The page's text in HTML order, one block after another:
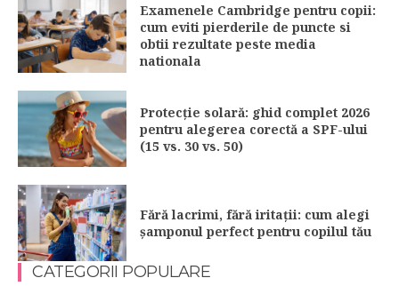
Examenele Cambridge pentru copii:
cum eviti pierderile de puncte si
obtii rezultate peste media
nationala
Protecție solară: ghid complet 2026
pentru alegerea corectă a SPF-ului
(15 vs. 30 vs. 50)
Fără lacrimi, fără iritații: cum alegi
șamponul perfect pentru copilul tău
CATEGORII POPULARE